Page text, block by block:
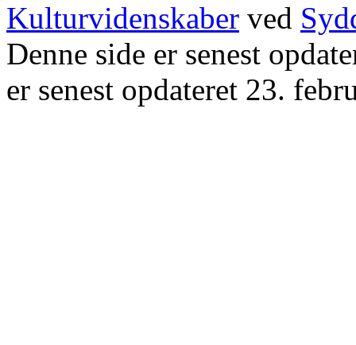
Kulturvidenskaber ved
Denne side er senest
er senest opdateret 23.